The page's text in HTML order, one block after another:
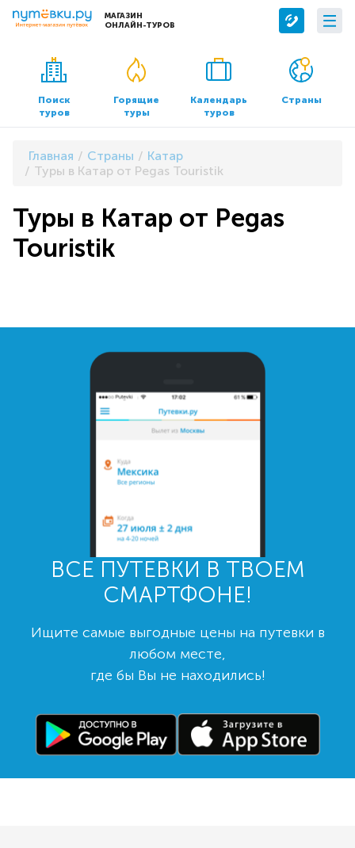
МАГАЗИН
ОНЛАЙН-ТУРОВ
Сервисы
Бронирование отелей
Трансфер
О компании
О нас
Контакты
Документы и реквизиты
Поиск
туров
Горящие
туры
Календарь
туров
Страны
Главная Страны
Катар
Туры в Катар от Pegas Touristik
Туры в Катар от Pegas
Touristik
ВСЕ ПУТЕВКИ В ТВОЕМ
СМАРТФОНЕ!
Ищите самые выгодные цены на путевки в
любом месте,
где бы Вы не находились!